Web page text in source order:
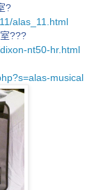
?
alas_11.html
???
nt50-hr.html
musical